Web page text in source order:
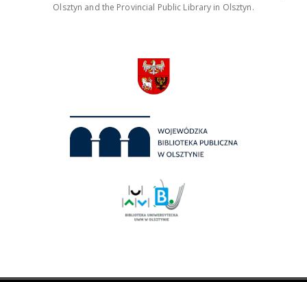
Olsztyn and the Provincial Public Library in Olsztyn.